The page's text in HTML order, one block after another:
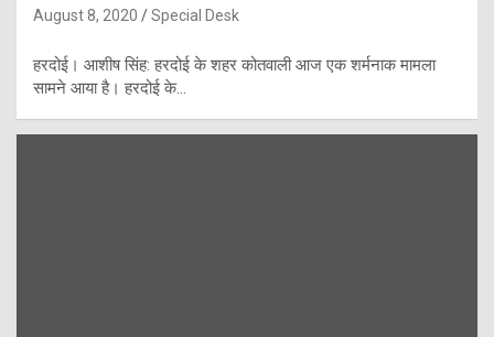
August 8, 2020 Special Desk
हरदोई। आशीष सिंह: हरदोई के शहर कोतवाली आज एक शर्मनाक मामला
सामने आया है। हरदोई के…